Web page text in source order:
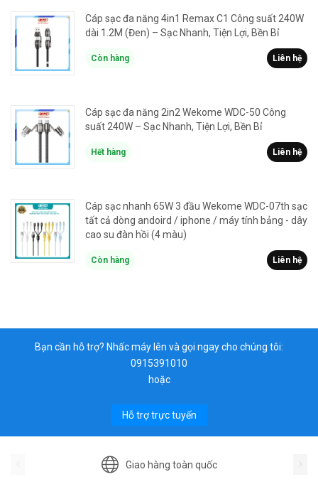
Cáp sạc đa năng 4in1 Remax C1 Công suất 240W
dài 1.2M (Đen) – Sạc Nhanh, Tiện Lợi, Bền Bỉ
Còn hàng Liên hệ
Cáp sạc đa năng 2in2 Wekome WDC-50 Công
suất 240W – Sạc Nhanh, Tiện Lợi, Bền Bỉ
Hết hàng Liên hệ
Cáp sạc nhanh 65W 3 đầu Wekome WDC-07th sạc
tất cả dòng andoird / iphone / máy tính bảng - dây
cao su đàn hồi (4 màu)
Còn hàng Liên hệ
Bạn cần hỗ trợ? Nhấc máy lên và gọi ngay cho chúng tôi:
0915391010
hoặc
Hỗ trợ trực tuyến
Giao hàng toàn quốc